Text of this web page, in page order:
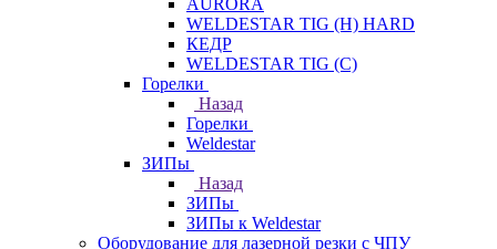
AURORA
WELDESTAR TIG (H) HARD
КЕДР
WELDESTAR TIG (С)
Горелки
Назад
Горелки
Weldestar
ЗИПы
Назад
ЗИПы
ЗИПы к Weldestar
Оборудование для лазерной резки с ЧПУ